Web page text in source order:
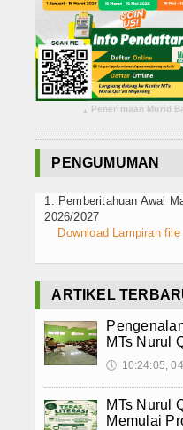
Koleksi Video
Album Foto
SPMB
Agenda
Data Alumni
Konsultasi
▴ Penerimaan Murid
PENGUMUMAN
1. Pemberitahuan Awal
2026/2027
Download Lampiran
ARTIKEL
MTs Nurul
🕔 10:24:05,
MTs Nurul
Memulai